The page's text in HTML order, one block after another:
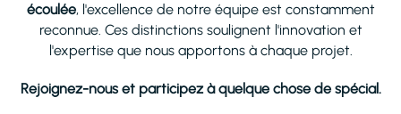
écoulée, l'excellence de notre équipe est constamment
reconnue. Ces distinctions soulignent l'innovation et
l'expertise que nous apportons à chaque projet.
Rejoignez-nous et participez à quelque chose de spécial.